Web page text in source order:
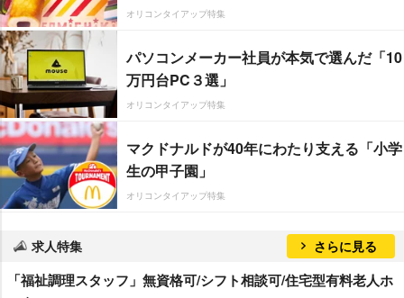
オリコンタイアップ特集
パソコンメーカー社員が本気で選んだ「10
万円台PC３選」
オリコンタイアップ特集
マクドナルドが40年にわたり支える「小学
生の甲子園」
オリコンタイアップ特集
求人特集 さらに見る
「福祉調理スタッフ」無資格可/シフト相談可/住宅型有料老人ホ